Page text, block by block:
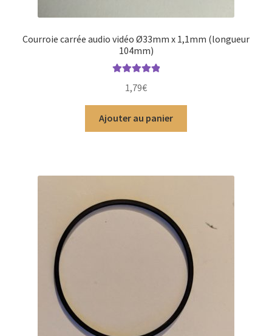
Courroie carrée audio vidéo Ø33mm x 1,1mm (longueur
104mm)
1,79€
Ajouter au panier